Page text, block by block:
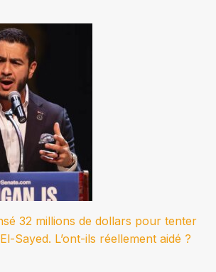
32 millions de dollars pour tenter
Sayed. L’ont-ils réellement aidé ?